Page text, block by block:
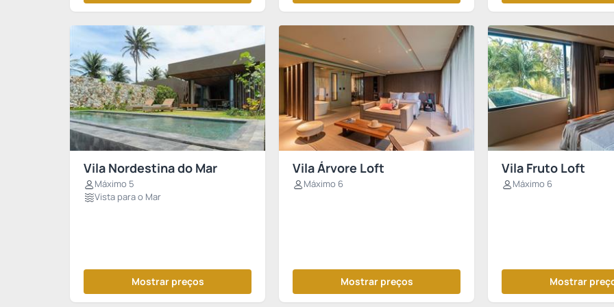
Vila Nordestina do Mar
Máximo 5
Vista para o Mar
Mostrar preços
Vila Árvore Loft
Máximo 6
Mostrar preços
Vila Fruto Loft
Máximo 6
Mostrar